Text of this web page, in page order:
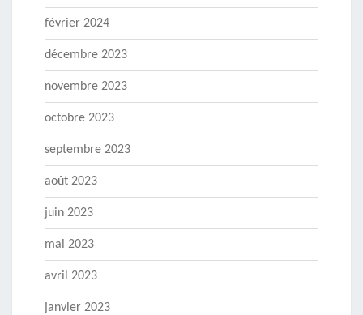
février 2024
décembre 2023
novembre 2023
octobre 2023
septembre 2023
août 2023
juin 2023
mai 2023
avril 2023
janvier 2023